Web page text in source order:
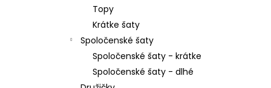
Topy
Krátke šaty
Spoločenské šaty
Spoločenské šaty - krátke
Spoločenské šaty - dlhé